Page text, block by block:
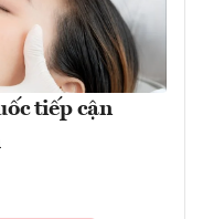
tiếp cận